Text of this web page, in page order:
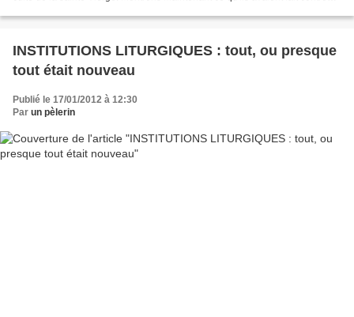
INSTITUTIONS LITURGIQUES : tout, ou presque
tout était nouveau
Publié le 17/01/2012 à 12:30
Par un pèlerin